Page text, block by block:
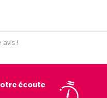
avis !
écoute